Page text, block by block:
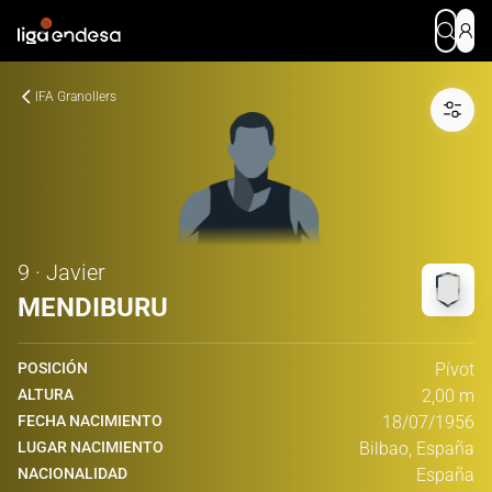
IFA Granollers
9 · Javier
MENDIBURU
POSICIÓN Pívot
ALTURA 2,00 m
FECHA NACIMIENTO 18/07/1956
LUGAR NACIMIENTO Bilbao, España
NACIONALIDAD España